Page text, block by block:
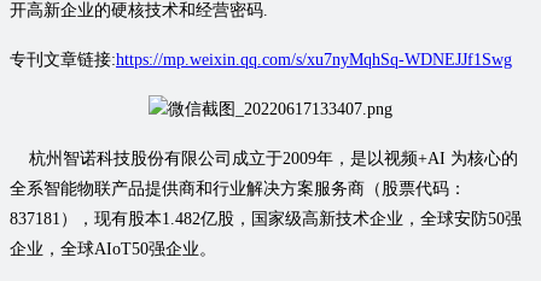
开高新企业的硬核技术和经营密码.
专刊文章链接:https://mp.weixin.qq.com/s/xu7nyMqhSq-WDNEJJf1Swg
杭州智诺科技股份有限公司成立于2009年，是以视频+AI 为核心的
全系智能物联产品提供商和行业解决方案服务商（股票代码：
837181），现有股本1.482亿股，国家级高新技术企业，全球安防50强
企业，全球AIoT50强企业。